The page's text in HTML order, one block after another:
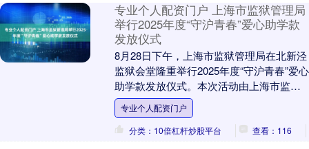
专业个人配资门户 上海市监狱管理局
举行2025年度“守沪青春”爱心助学款
发放仪式
8月28日下午，上海市监狱管理局在北新泾
监狱会堂隆重举行2025年度“守沪青春”爱心
助学款发放仪式。本次活动由上海市监狱
管理局与上海市爱心帮教基金会联合举
办，旨....
专业个人配资门户
分类：10倍杠杆炒股平台
查看：116